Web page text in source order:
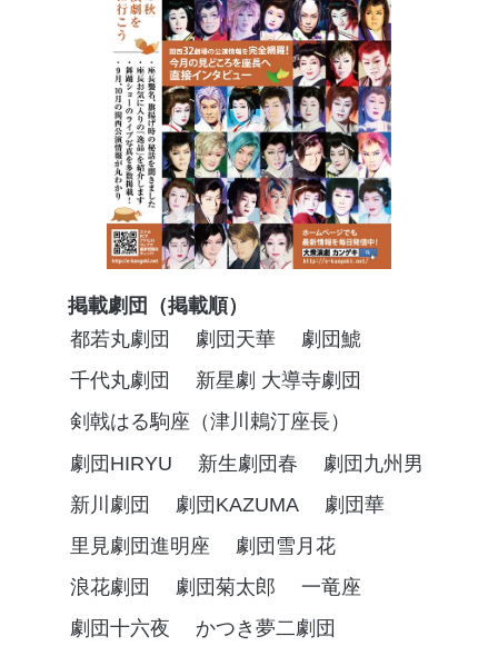
掲載劇団（掲載順）
都若丸劇団
劇団天華
劇団鯱
千代丸劇団
新星劇 大導寺劇団
剣戟はる駒座（津川鵣汀座長）
劇団HIRYU
新生劇団春
劇団九州男
新川劇団
劇団KAZUMA
劇団華
里見劇団進明座
劇団雪月花
浪花劇団
劇団菊太郎
一竜座
劇団十六夜
かつき夢二劇団